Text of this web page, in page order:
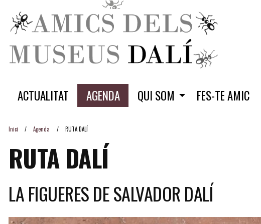
ACTUALITAT AGENDA QUI SOM FES-TE AMIC
Inici Agenda RUTA DALÍ
RUTA DALÍ
LA FIGUERES DE SALVADOR DALÍ